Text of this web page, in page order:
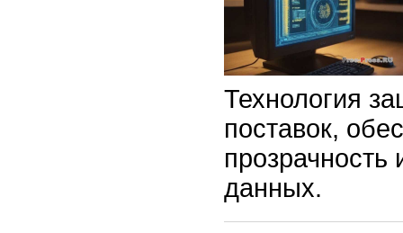
Технология
поставок,
прозрачность
данных.